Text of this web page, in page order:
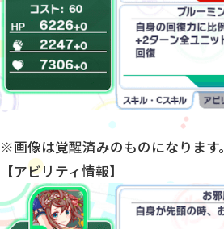
※画像は覚醒済みのものになります。
【アビリティ情報】